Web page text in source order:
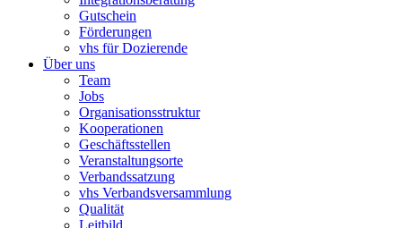
Gutschein
Förderungen
vhs für Dozierende
Über uns
Team
Jobs
Organisationsstruktur
Kooperationen
Geschäftsstellen
Veranstaltungsorte
Verbandssatzung
vhs Verbandsversammlung
Qualität
Leitbild